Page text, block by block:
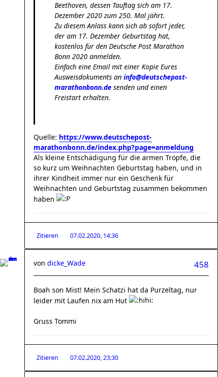
Beethoven, dessen Tauftag sich am 17.
Dezember 2020 zum 250. Mal jährt.
Zu diesem Anlass kann sich ab sofort jeder,
der am 17. Dezember Geburtstag hat,
kostenlos für den Deutsche Post Marathon
Bonn 2020 anmelden.
Einfach eine Email mit einer Kopie Eures
Ausweisdokuments an info@deutschepost-
marathonbonn.de senden und einen
Freistart erhalten.
Quelle: https://www.deutschepost-
marathonbonn.de/index.php?page=anmeldung
Als kleine Entschädigung für die armen Tröpfe, die
so kurz um Weihnachten Geburtstag haben, und in
ihrer Kindheit immer nur ein Geschenk für
Weihnachten und Geburtstag zusammen bekommen
haben
Zitieren 07.02.2020, 14:36
458
von dicke_Wade
Boah son Mist! Mein Schatzi hat da Purzeltag, nur
leider mit Laufen nix am Hut
Gruss Tommi
Zitieren 07.02.2020, 23:30